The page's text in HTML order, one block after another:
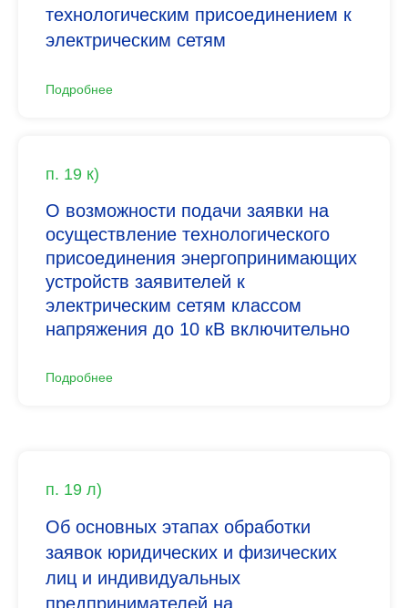
технологическим присоединением к
электрическим сетям
Подробнее
п. 19 к)
О возможности подачи заявки на
осуществление технологического
присоединения энергопринимающих
устройств заявителей к
электрическим сетям классом
напряжения до 10 кВ включительно
Подробнее
п. 19 л)
Об основных этапах обработки
заявок юридических и физических
лиц и индивидуальных
предпринимателей на